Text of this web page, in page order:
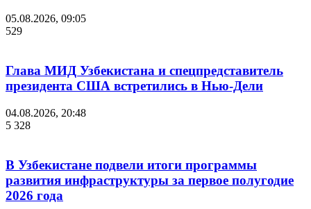
05.08.2026, 09:05
529
Глава МИД Узбекистана и спецпредставитель
президента США встретились в Нью-Дели
04.08.2026, 20:48
5 328
В Узбекистане подвели итоги программы
развития инфраструктуры за первое полугодие
2026 года